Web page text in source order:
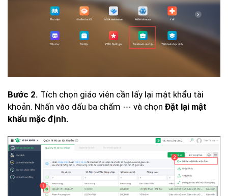
Bước 2. Tích chọn giáo viên cần lấy lại mật khẩu tài
khoản. Nhấn vào dấu ba chấm ⋯ và chọn Đặt lại mật
khẩu mặc định.